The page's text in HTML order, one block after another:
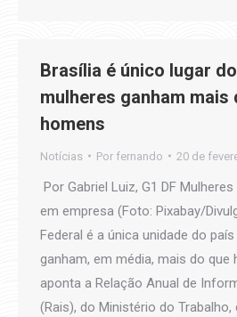
Brasília é único lugar
mulheres ganham mais
homens
Notícias Por fernando 20 de
Por Gabriel Luiz, G1 DF
em empresa (Foto: Pixabay/
Federal é a única unidade do
ganham, em média, mais do que
aponta a Relação Anual de
(Rais), do Ministério do